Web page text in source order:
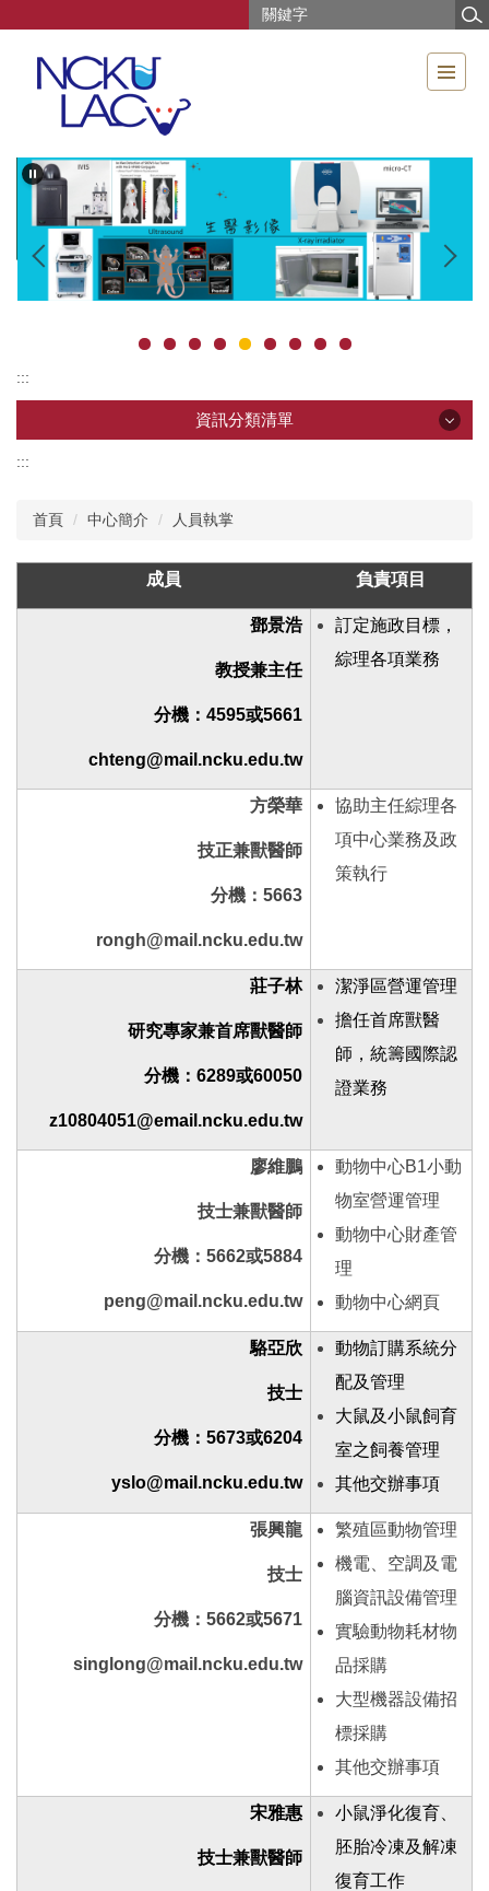
:::
資訊分類清單
中心簡介
校外人員教育訓練技術服務
台灣小鼠診所與動物設施聯盟
『論文致謝』格式
:::
首頁 中心簡介 人員執掌
成員 負責項目
鄧景浩
教授兼主任
分機： 4595或5661
chteng@mail.ncku.edu.tw
訂定施政目標，
綜理各項業務
方榮華
技正兼獸醫師
分機：5663
rongh@mail.ncku.edu.tw
協助主任綜理各
項中心業務及政
策執行
莊子林
研究專家兼首席獸醫師
分機：6289或60050
z10804051@email.ncku.edu.tw
潔淨區營運管理
擔任首席獸醫
師，統籌國際認
證業務
廖維鵬
技士兼獸醫師
分機：5662或5884
peng@mail.ncku.edu.tw
動物中心B1小動
物室營運管理
動物中心財產管
理
動物中心網頁
駱亞欣
技士
分機：5673或6204
yslo@mail.ncku.edu.tw
動物訂購系統分
配及管理
大鼠及小鼠飼育
室之飼養管理
其他交辦事項
張興龍
技士
分機：5662或5671
singlong@mail.ncku.edu.tw
繁殖區動物管理
機電、空調及電
腦資訊設備管理
實驗動物耗材物
品採購
大型機器設備招
標採購
其他交辦事項
宋雅惠
技士兼獸醫師
小鼠淨化復育、
胚胎冷凍及解凍
復育工作